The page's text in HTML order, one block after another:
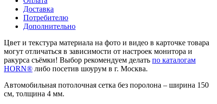
Оплата
Доставка
Потребителю
Дополнительно
Цвет и текстура материала на фото и видео в карточке товара
могут отличаться в зависимости от настроек монитора и
ракурса съёмки! Выбор рекомендуем делать по каталогам
HORN® либо посетив шоурум в г. Москва.
Автомобильная потолочная сетка без поролона – ширина 150
см, толщина 4 мм.